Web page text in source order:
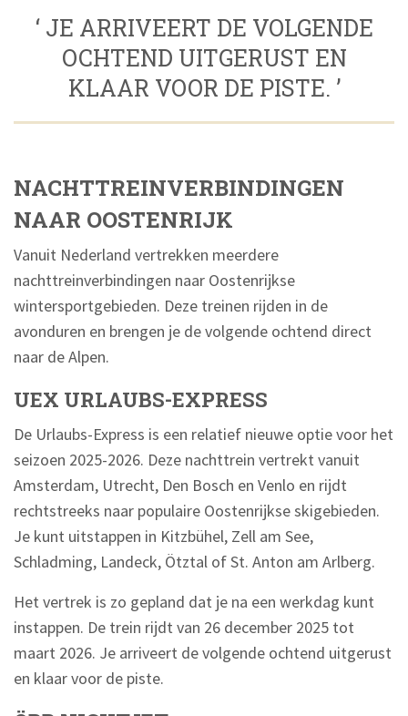
‘ JE ARRIVEERT DE VOLGENDE
OCHTEND UITGERUST EN
KLAAR VOOR DE PISTE. ’
NACHTTREINVERBINDINGEN
NAAR OOSTENRIJK
Vanuit Nederland vertrekken meerdere
nachttreinverbindingen naar Oostenrijkse
wintersportgebieden. Deze treinen rijden in de
avonduren en brengen je de volgende ochtend direct
naar de Alpen.
UEX URLAUBS-EXPRESS
De Urlaubs-Express is een relatief nieuwe optie voor het
seizoen 2025-2026. Deze nachttrein vertrekt vanuit
Amsterdam, Utrecht, Den Bosch en Venlo en rijdt
rechtstreeks naar populaire Oostenrijkse skigebieden.
Je kunt uitstappen in Kitzbühel, Zell am See,
Schladming, Landeck, Ötztal of St. Anton am Arlberg.
Het vertrek is zo gepland dat je na een werkdag kunt
instappen. De trein rijdt van 26 december 2025 tot
maart 2026. Je arriveert de volgende ochtend uitgerust
en klaar voor de piste.